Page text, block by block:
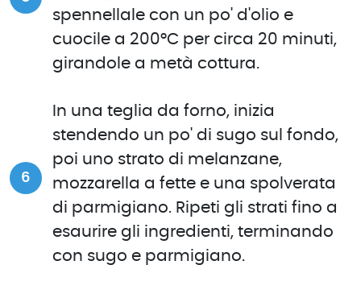
spennellale con un po' d'olio e
cuocile a 200°C per circa 20 minuti,
girandole a metà cottura.
In una teglia da forno, inizia
stendendo un po' di sugo sul fondo,
poi uno strato di melanzane,
mozzarella a fette e una spolverata
di parmigiano. Ripeti gli strati fino a
esaurire gli ingredienti, terminando
con sugo e parmigiano.